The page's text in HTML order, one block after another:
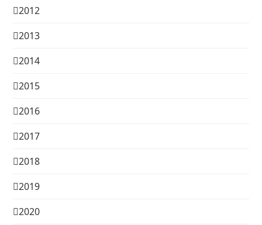
2012
2013
2014
2015
2016
2017
2018
2019
2020